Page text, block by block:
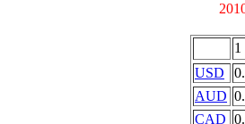
1
USD
AUD
CAD